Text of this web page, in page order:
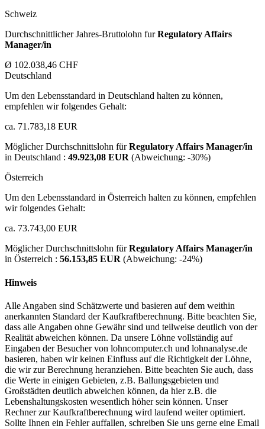
Schweiz
Durchschnittlicher Jahres-Bruttolohn furRegulatory Affairs
Manager/in
Ø 102.038,46 CHF
Deutschland
Um den Lebensstandard in Deutschland halten zu können,
empfehlen wir folgendes Gehalt:
ca. 71.783,18 EUR
Möglicher Durchschnittslohn fürRegulatory Affairs Manager/in
in Deutschland : 49.923,08 EUR (Abweichung: -30%)
Österreich
Um den Lebensstandard in Österreich halten zu können, empfehlen
wir folgendes Gehalt:
ca. 73.743,00 EUR
Möglicher Durchschnittslohn fürRegulatory Affairs Manager/in
in Österreich : 56.153,85 EUR (Abweichung: -24%)
Hinweis
Alle Angaben sind Schätzwerte und basieren auf dem weithin
anerkannten Standard der Kaufkraftberechnung. Bitte beachten Sie,
dass alle Angaben ohne Gewähr sind und teilweise deutlich von der
Realität abweichen können. Da unsere Löhne vollständig auf
Eingaben der Besucher von lohncomputer.ch und lohnanalyse.de
basieren, haben wir keinen Einfluss auf die Richtigkeit der Löhne,
die wir zur Berechnung heranziehen. Bitte beachten Sie auch, dass
die Werte in einigen Gebieten, z.B. Ballungsgebieten und
Großstädten deutlich abweichen können, da hier z.B. die
Lebenshaltungskosten wesentlich höher sein können. Unser
Rechner zur Kaufkraftberechnung wird laufend weiter optimiert.
Sollte Ihnen ein Fehler auffallen, schreiben Sie uns gerne eine Email